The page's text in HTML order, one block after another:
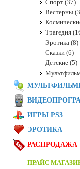
Спорт (37)
Вестерны
Трагедия
Эротика (8)
Сказки (6)
Детские (5)
ИГРЫ PS3
ЭРОТИКА
РАСПРОДАЖА
ПРАЙС